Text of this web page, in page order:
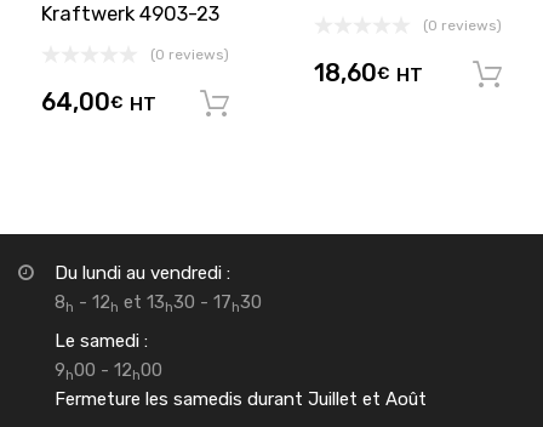
Kraftwerk 4903-23
(0 reviews)
64,00€ HT
(0 reviews)
18,60€ HT
Du lundi au vendredi :
8h - 12h et 13h30 - 17h30
Le samedi :
9h00 - 12h00
Fermeture les samedis durant Juillet et Août